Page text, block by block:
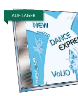
AUF LAGER